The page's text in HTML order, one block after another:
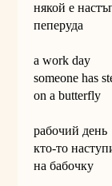
някой е
пеперуда
a work day
someone has
on a butterfly
рабочий день
кто-то
на бабочку